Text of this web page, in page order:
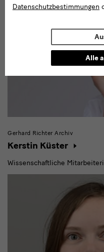
Gerhard Richter Archiv
Kerstin Küster
Wissenschaftliche
Datenschutzbestimmungen
Alle